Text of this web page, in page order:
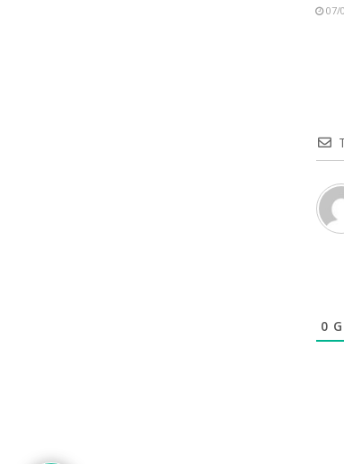
07/
0